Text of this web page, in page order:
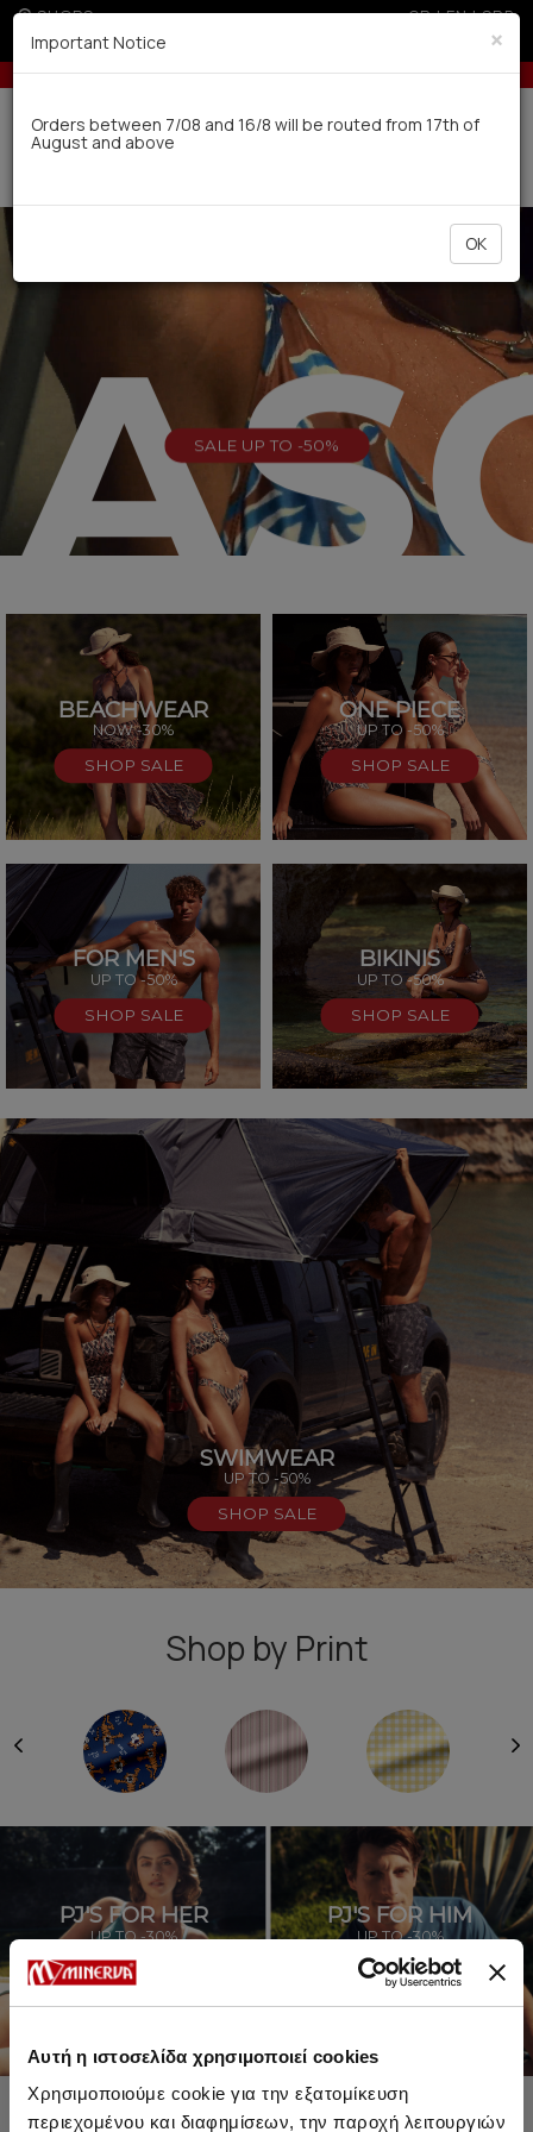
Αυτή η ιστοσελίδα χρησιμοποιεί cookies
Χρησιμοποιούμε cookie για την εξατομίκευση
περιεχομένου και διαφημίσεων, την παροχή λειτουργιών
SHOPS GR|EN|SRB
Up to 6 interest-free installments with credit
EU (sale season)
Delivery in 7-9 working days via UPS
SALE UP TO -50%
BEACHWEAR
NOW -30%
SHOP SALE
ONE PIECE
UP TO -50%
SHOP SALE
FOR MEN'S
UP TO -50%
SHOP SALE
BIKINIS
UP TO -50%
SHOP SALE
SWIMWEAR
UP TO -50%
SHOP SALE
Shop by Print
PJ'S FOR HER
UP TO -30%
SHOP SALE
PJ'S FOR HIM
UP TO -30%
SHOP SALE
×
Important Notice
Orders between 7/08 and 16/8 will be routed from 17th of
August and above
OK